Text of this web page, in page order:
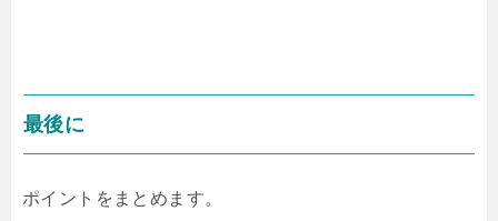
最後に
ポイントをまとめます。